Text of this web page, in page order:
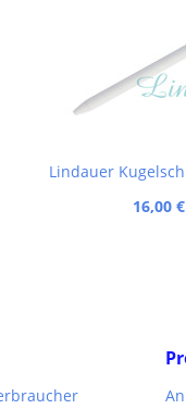
Lindauer
16,00